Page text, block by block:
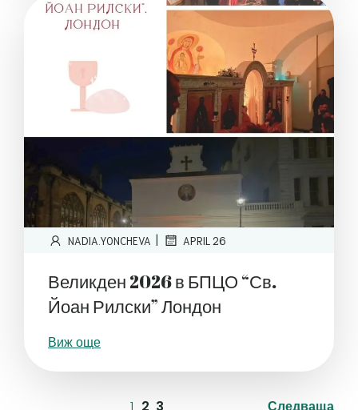
NADIA.YONCHEVA | APRIL 26
Великден 2026 в БПЦО “Св.
Йоан Рилски” Лондон
Виж още